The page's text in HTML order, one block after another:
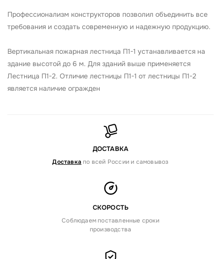
Профессионализм конструкторов позволил объединить все
требования и создать современную и надежную продукцию.
Вертикальная пожарная лестница П1-1 устанавливается на
здание высотой до 6 м. Для зданий выше применяется
Лестница П1-2. Отличие лестницы П1-1 от лестницы П1-2
является наличие огражден
ДОСТАВКА
Доставка по всей России и самовывоз
СКОРОСТЬ
Соблюдаем поставленные сроки
производства